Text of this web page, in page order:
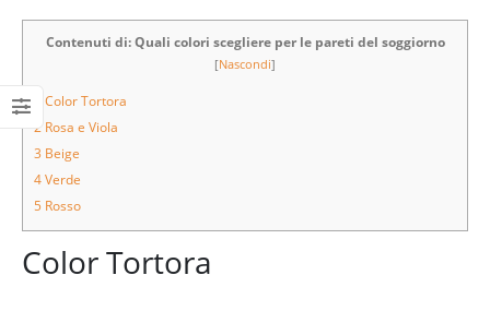
Contenuti di: Quali colori scegliere per le pareti del soggiorno
[Nascondi]
Color Tortora
2 Rosa e Viola
3 Beige
4Verde
5 Rosso
Color Tortora